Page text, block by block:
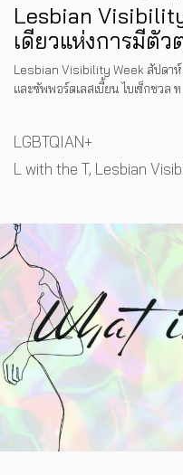
Lesbian
เดียวแห่งการมีตั
Lesbian Visibility Week สัปดา
และซัพพอร์ตเลสเบี้ยน ไบเซ็กชวล ท
Categories
LGBTQIAN+
Tags
L with the T, Lesbian